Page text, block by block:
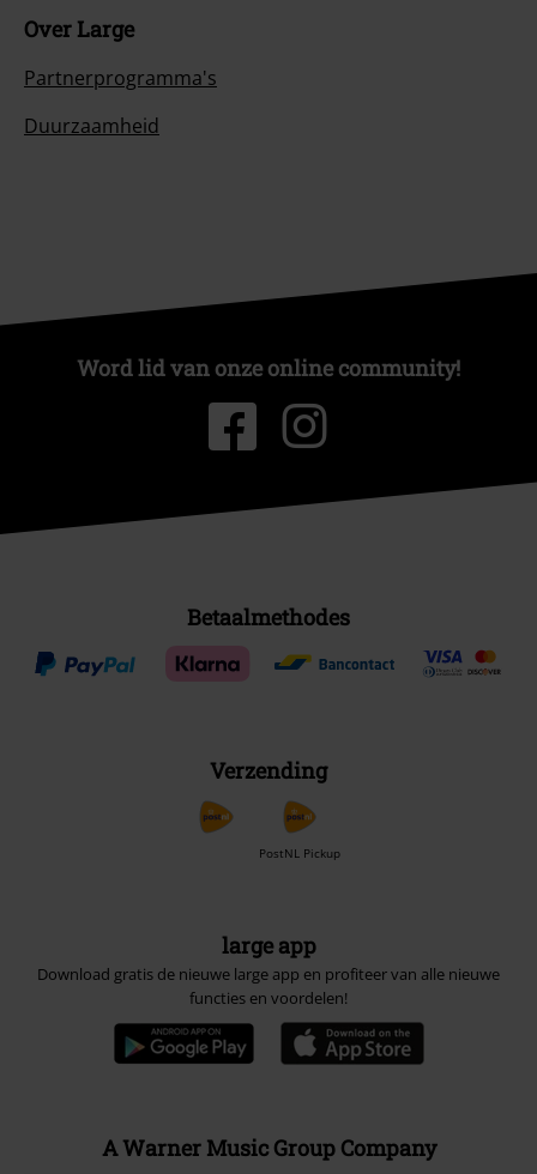
Over Large
Partnerprogramma's
Duurzaamheid
Word lid van onze online community!
Betaalmethodes
Verzending
PostNL Pickup
large app
Download gratis de nieuwe large app en profiteer van alle nieuwe
functies en voordelen!
A Warner Music Group Company